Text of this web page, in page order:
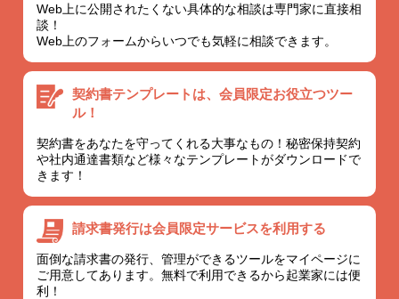
Web上に公開されたくない具体的な相談は専門家に直接相
談！
Web上のフォームからいつでも気軽に相談できます。
契約書テンプレートは、会員限定お役立つツー
ル！
契約書をあなたを守ってくれる大事なもの！秘密保持契約
や社内通達書類など様々なテンプレートがダウンロードで
きます！
請求書発行は会員限定サービスを利用する
面倒な請求書の発行、管理ができるツールをマイページに
ご用意してあります。無料で利用できるから起業家には便
利！